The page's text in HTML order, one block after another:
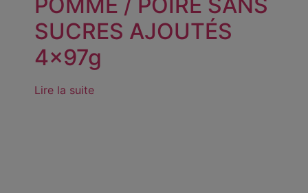
POMME / POIRE SANS
SUCRES AJOUTÉS
4x97g
Lire la suite